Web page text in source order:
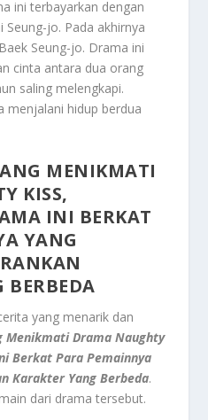
ini terbayarkan dengan
jo. Pada akhirnya
Seung-jo. Drama ini
cinta antara dua orang
saling melengkapi.
menjalani hidup berdua
MENIKMATI
KISS,
INI BERKAT
YANG
BERBEDA
yang menarik dan
Menikmati Drama Naughty
Berkat Para Pemainnya
Karakter Yang Berbeda.
dari drama tersebut.